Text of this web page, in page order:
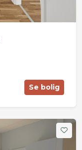
Se bolig